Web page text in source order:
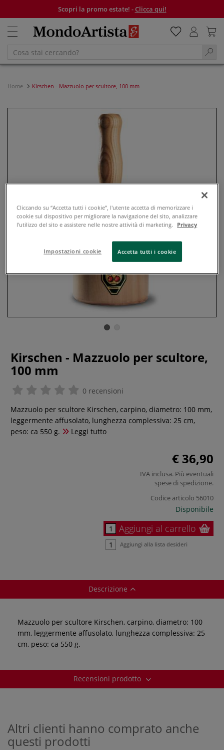
Scopri la promo estate! -Clicca qui!
Home Kirschen - Mazzuolo per scultore, 100 mm
Kirschen - Mazzuolo per scultore,
100 mm
0 recensioni
Mazzuolo per scultore Kirschen, carpino, diametro: 100 mm,
leggermente affusolato, lunghezza complessiva: 25 cm,
peso: ca 550 g.
Leggi tutto
€ 36,90
IVA inclusa. Più eventuali
spese di spedizione.
Codice articolo 56010
Disponibile
Aggiungi al carrello
Aggiungi alla lista desideri
Descrizione
Mazzuolo per scultore Kirschen, carpino, diametro: 100
mm, leggermente affusolato, lunghezza complessiva: 25
cm, peso: ca 550 g.
Recensioni prodotto
Altri clienti hanno comprato anche
questi prodotti
Cliccando su “Accetta tutti i cookie”, l'utente accetta di memorizzare i
cookie sul dispositivo per migliorare la navigazione del sito, analizzare
l'utilizzo del sito e assistere nelle nostre attività di marketing.
Privacy
Impostazioni cookie Accetta tutti i cookie